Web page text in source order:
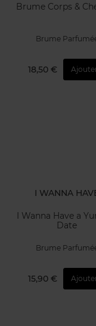
Brume Corps &
Brume
18,50 €
I WANNA
I Wanna Have a
Date
Brume
15,90 €